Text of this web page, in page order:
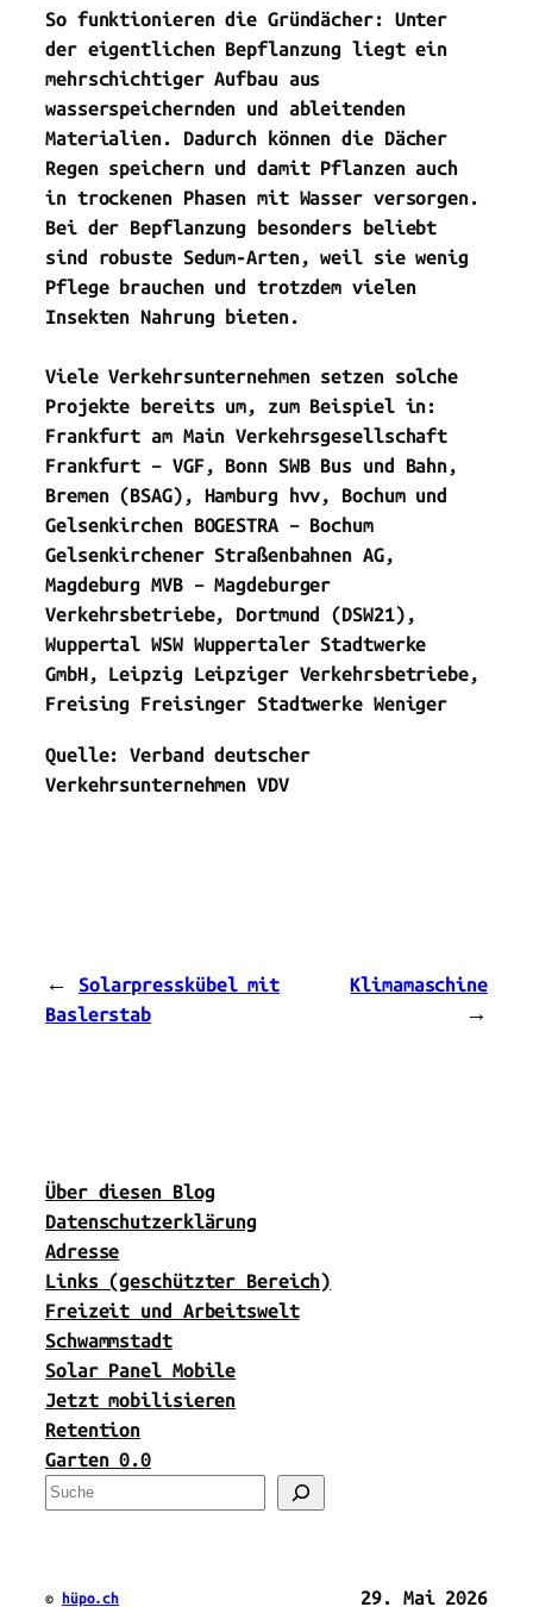
So funktionieren die Gründächer: Unter
der eigentlichen Bepflanzung liegt ein
mehrschichtiger Aufbau aus
wasserspeichernden und ableitenden
Materialien. Dadurch können die Dächer
Regen speichern und damit Pflanzen auch
in trockenen Phasen mit Wasser versorgen.
Bei der Bepflanzung besonders beliebt
sind robuste Sedum-Arten, weil sie wenig
Pflege brauchen und trotzdem vielen
Insekten Nahrung bieten.
Viele Verkehrsunternehmen setzen solche
Projekte bereits um, zum Beispiel in:
Frankfurt am Main Verkehrsgesellschaft
Frankfurt – VGF, Bonn SWB Bus und Bahn,
Bremen (BSAG), Hamburg hvv, Bochum und
Gelsenkirchen BOGESTRA – Bochum
Gelsenkirchener Straßenbahnen AG,
Magdeburg MVB – Magdeburger
Verkehrsbetriebe, Dortmund (DSW21),
Wuppertal WSW Wuppertaler Stadtwerke
GmbH, Leipzig Leipziger Verkehrsbetriebe,
Freising Freisinger Stadtwerke Weniger
Quelle: Verband deutscher
Verkehrsunternehmen VDV
←
Solarpresskübel mit
Baslerstab
Klimamaschine
→
Über diesen Blog
Datenschutzerklärung
Adresse
Links (geschützter Bereich)
Freizeit und Arbeitswelt
Schwammstadt
Solar Panel Mobile
Jetzt mobilisieren
Retention
Garten 0.0
S
u
© hüpo.ch 29. Mai 2026